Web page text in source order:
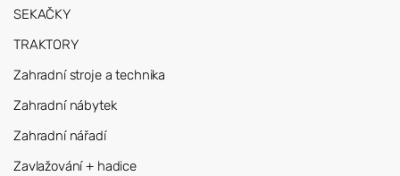
SEKAČKY
TRAKTORY
Zahradní stroje a technika
Zahradní nábytek
Zahradní nářadí
Zavlažování + hadice